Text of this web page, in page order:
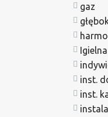
gaz
inst.
inst.